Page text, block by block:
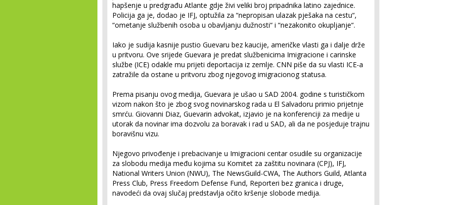
hapšenje u predgrađu Atlante gdje živi veliki broj pripadnika latino zajednice.
Policija ga je, dodao je IFJ, optužila za “nepropisan ulazak pješaka na cestu“,
“ometanje službenih osoba u obavljanju dužnosti“ i “nezakonito okupljanje“.
Iako je sudija kasnije pustio Guevaru bez kaucije, američke vlasti ga i dalje drže
u pritvoru. Ove srijede Guevara je predat službenicima Imigracione i carinske
službe (ICE) odakle mu prijeti deportacija iz zemlje. CNN piše da su vlasti ICE-a
zatražile da ostane u pritvoru zbog njegovog imigracionog statusa.
Prema pisanju ovog medija, Guevara je ušao u SAD 2004. godine s turističkom
vizom nakon što je zbog svog novinarskog rada u El Salvadoru primio prijetnje
smrću. Giovanni Diaz, Guevarin advokat, izjavio je na konferenciji za medije u
utorak da novinar ima dozvolu za boravak i rad u SAD, ali da ne posjeduje trajnu
boravišnu vizu.
Njegovo privođenje i prebacivanje u Imigracioni centar osudile su organizacije
za slobodu medija među kojima su Komitet za zaštitu novinara (CPJ), IFJ,
National Writers Union (NWU), The NewsGuild-CWA, The Authors Guild, Atlanta
Press Club, Press Freedom Defense Fund, Reporteri bez granica i druge,
navodeći da ovaj slučaj predstavlja očito kršenje slobode medija.